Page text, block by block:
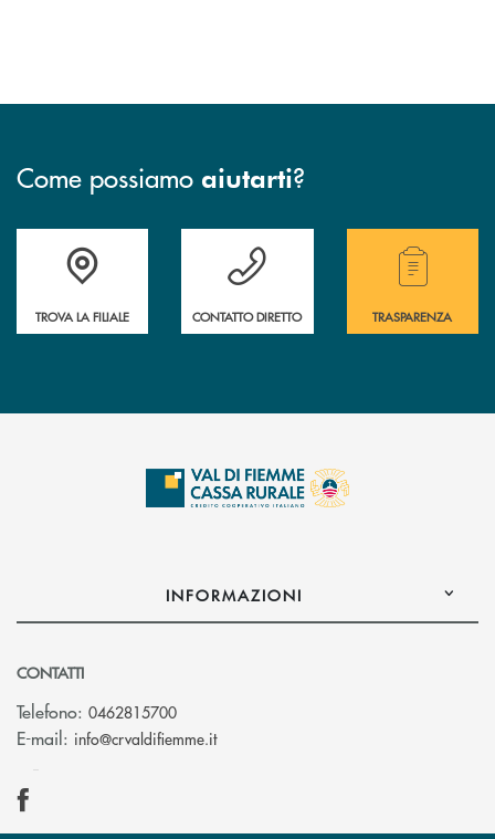
Come possiamo aiutarti?
Accedi all' elenco completo delle filiali della Cassa Rurale.
TROVA LA FILIALE
Hai bisogno di assistenza immediata?
CONTATTO DIRETTO
Hai bisogno di
TRASPARENZA
INFORMAZIONI
CONTATTI
Telefono: 0462815700
E-mail: info@crvaldifiemme.it(si apre l’app di posta elettronica)